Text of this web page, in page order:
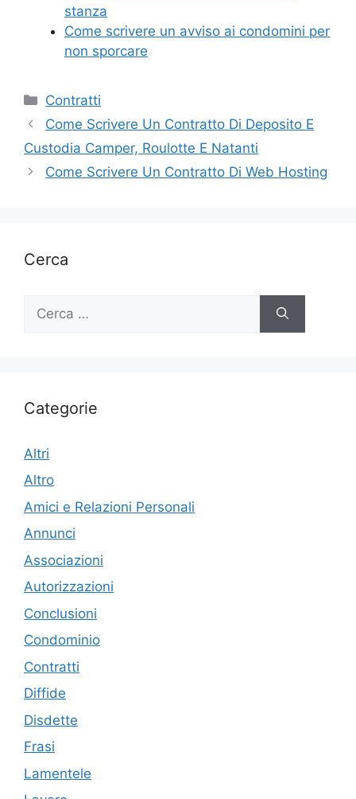
stanza
Come scrivere un avviso ai condomini per
non sporcare
Categorie
Contratti
Come Scrivere Un Contratto Di Deposito E
Custodia Camper, Roulotte E Natanti
Come Scrivere Un Contratto Di Web Hosting
Cerca
per:
Categorie
Altri
Altro
Amici e Relazioni Personali
Annunci
Associazioni
Autorizzazioni
Conclusioni
Condominio
Contratti
Diffide
Disdette
Frasi
Lamentele